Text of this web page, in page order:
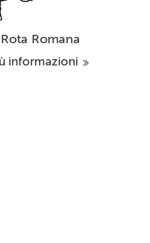
Romana
informazioni